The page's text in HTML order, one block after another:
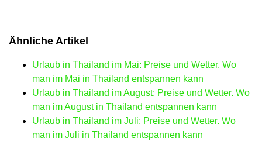
Ähnliche Artikel
Urlaub in Thailand im Mai: Preise und Wetter. Wo
man im Mai in Thailand entspannen kann
Urlaub in Thailand im August: Preise und Wetter. Wo
man im August in Thailand entspannen kann
Urlaub in Thailand im Juli: Preise und Wetter. Wo
man im Juli in Thailand entspannen kann